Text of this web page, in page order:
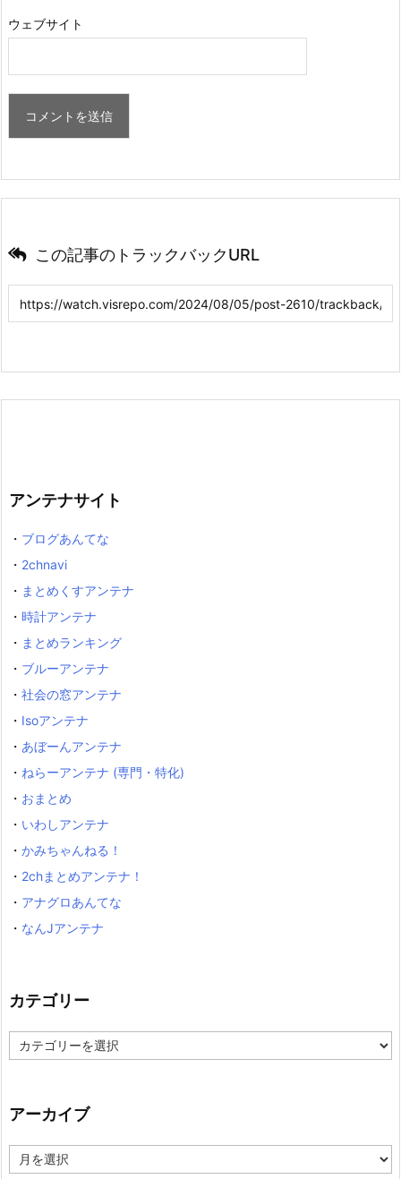
ウェブサイト
この記事のトラックバックURL
アンテナサイト
・ ブログあんてな
・ 2chnavi
・ まとめくすアンテナ
・ 時計アンテナ
・ まとめランキング
・ ブルーアンテナ
・ 社会の窓アンテナ
・ Isoアンテナ
・ あぼーんアンテナ
・ ねらーアンテナ (専門・特化)
・ おまとめ
・ いわしアンテナ
・ かみちゃんねる！
・ 2chまとめアンテナ！
・ アナグロあんてな
・ なんJアンテナ
カテゴリー
テ
ー
アーカイブ
ー